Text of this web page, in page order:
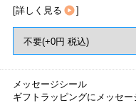
[詳しく見る ]
メッセージシール
ギフトラッピングにメッセ